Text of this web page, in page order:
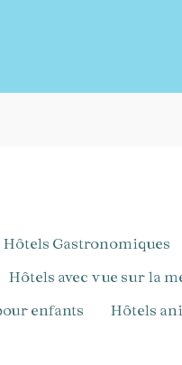
Hôtels Gastronomiques
Hôtels avec vue sur la
enfants hôtels